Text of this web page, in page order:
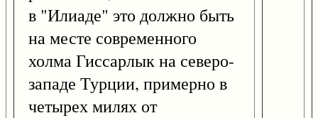
в "Илиаде" это должно быть
на месте современного
холма Гиссарлык на северо-
западе Турции, примерно в
четырех милях от